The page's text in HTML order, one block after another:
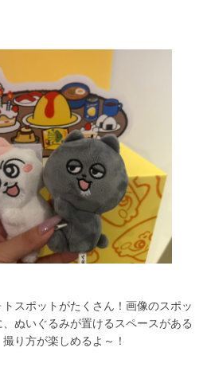
スポットがたくさん！画像のスポッ
ぬいぐるみが置けるスペースがある
り方が楽しめるよ～！